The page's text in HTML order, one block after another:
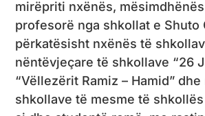
mirëpriti nxënës,
profesorë nga shkollat ​​e Shuto
përkatësisht nxënës të
nëntëvjeçare të shkollave “26
“Vëllezërit Ramiz – Hamid”
shkollave të mesme të shkollës